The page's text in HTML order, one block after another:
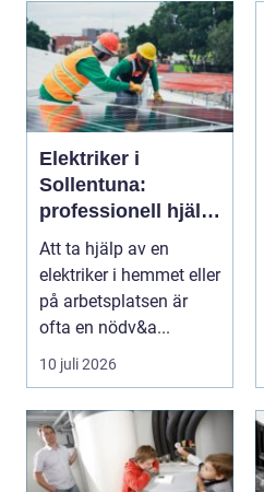
Elektriker i
Sollentuna:
professionell hjälp
när du behöver det
Att ta hjälp av en
elektriker i hemmet eller
på arbetsplatsen är
ofta en nödv&a...
10 juli 2026